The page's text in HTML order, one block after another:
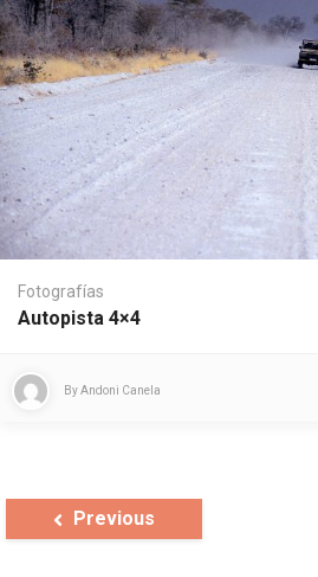
Fotografías
Autopista 4×4
ByAndoni Canela
Previous